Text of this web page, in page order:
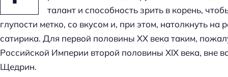
талант и способность зрить в корень,
глупости метко, со вкусом и, при этом, натолкнуть
сатирика. Для первой половины ХХ века таким,
Российской Империи второй половины XIX века, вне
Щедрин.